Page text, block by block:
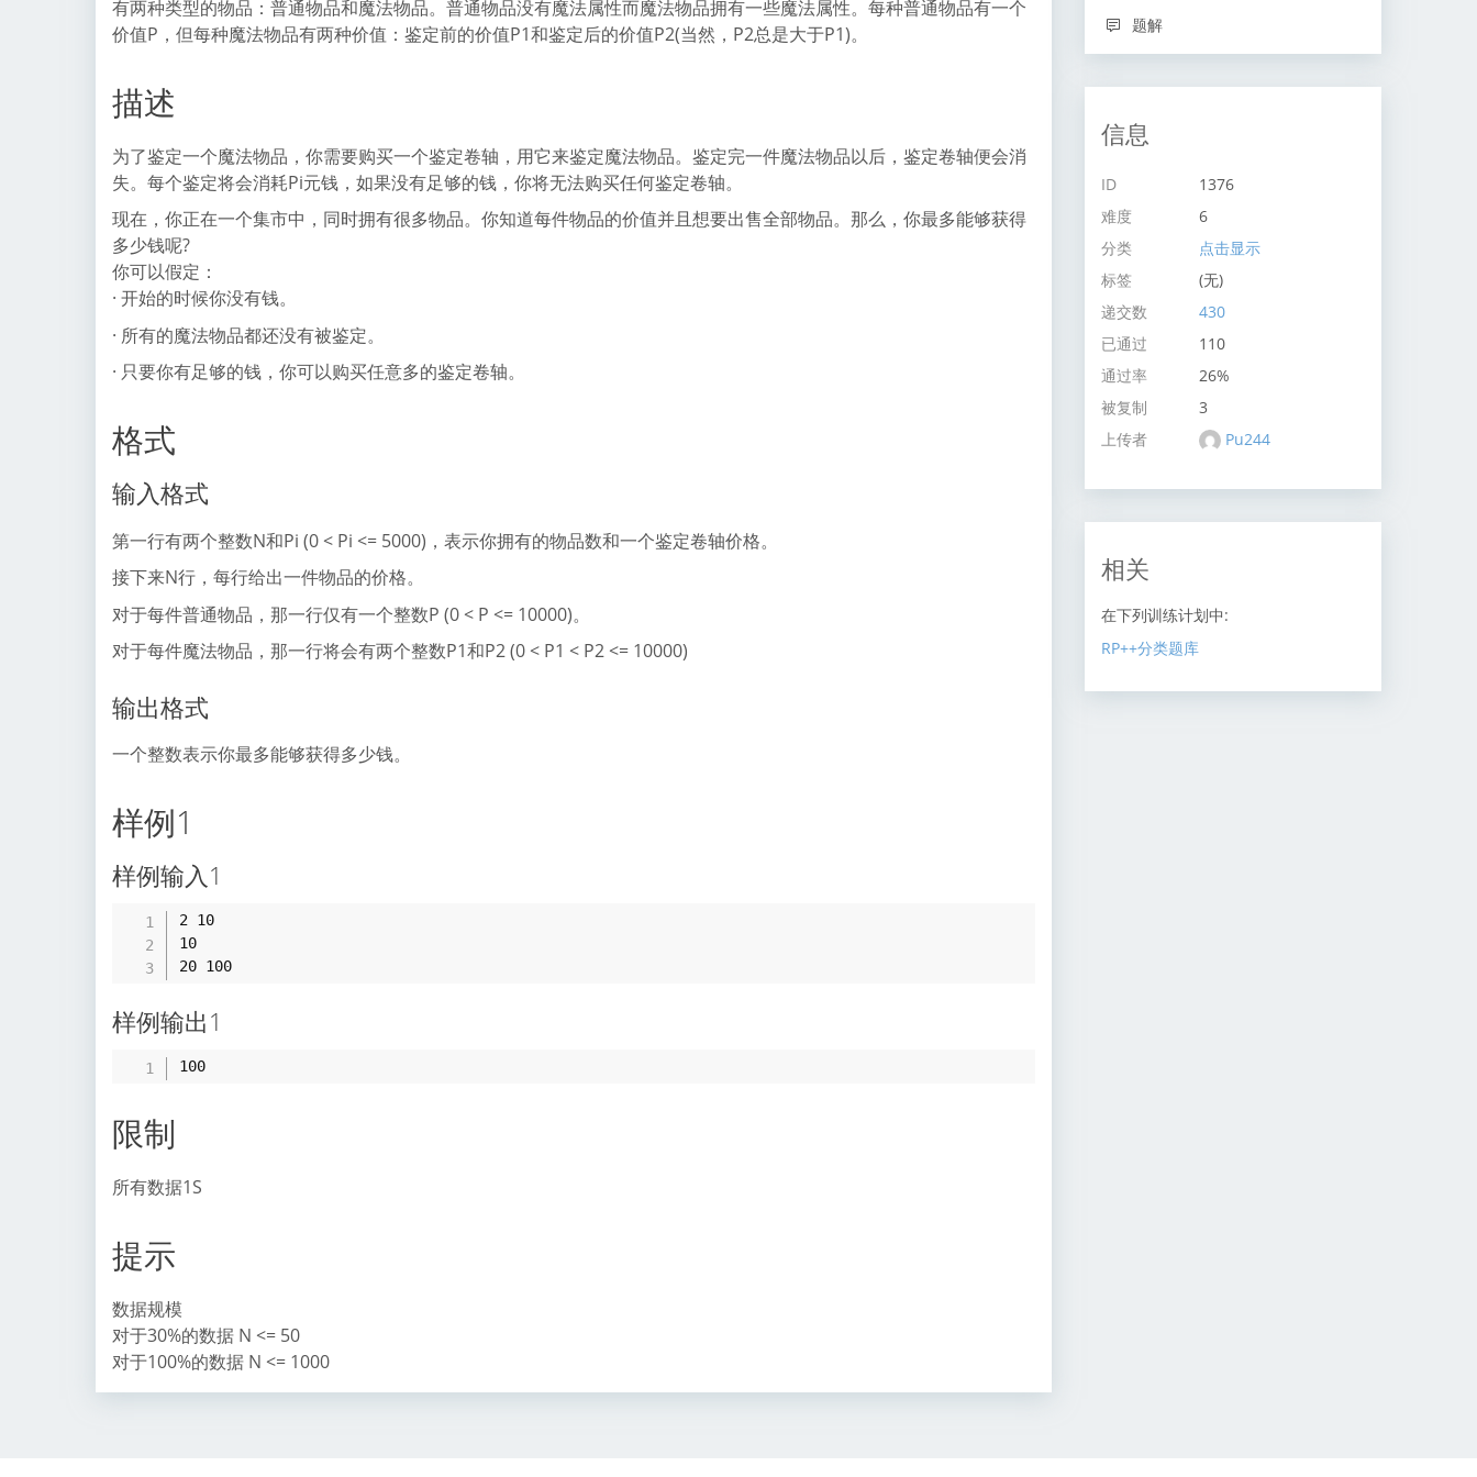
有两种类型的物品：普通物品和魔法物品。普通物品没有魔法属性而魔法物品拥有一些魔法属性。每种普通物品有一个
价值P，但每种魔法物品有两种价值：鉴定前的价值P1和鉴定后的价值P2(当然，P2总是大于P1)。
描述
为了鉴定一个魔法物品，你需要购买一个鉴定卷轴，用它来鉴定魔法物品。鉴定完一件魔法物品以后，鉴定卷轴便会消
失。每个鉴定将会消耗Pi元钱，如果没有足够的钱，你将无法购买任何鉴定卷轴。
现在，你正在一个集市中，同时拥有很多物品。你知道每件物品的价值并且想要出售全部物品。那么，你最多能够获得
多少钱呢?
你可以假定：
· 开始的时候你没有钱。
· 所有的魔法物品都还没有被鉴定。
· 只要你有足够的钱，你可以购买任意多的鉴定卷轴。
格式
输入格式
第一行有两个整数N和Pi (0 < Pi <= 5000)，表示你拥有的物品数和一个鉴定卷轴价格。
接下来N行，每行给出一件物品的价格。
对于每件普通物品，那一行仅有一个整数P (0 < P <= 10000)。
对于每件魔法物品，那一行将会有两个整数P1和P2 (0 < P1 < P2 <= 10000)
输出格式
一个整数表示你最多能够获得多少钱。
样例1
样例输入1
2 10
10
20 100
样例输出1
100
限制
所有数据1S
提示
数据规模
对于30%的数据 N <= 50
对于100%的数据 N <= 1000
题解
信息
ID
1376
难度
6
分类
点击显示
标签
(无)
递交数
430
已通过
110
通过率
26%
被复制
3
上传者
Pu244
相关
在下列训练计划中:
RP++分类题库